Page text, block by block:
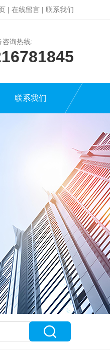
| 在线留言 | 联系我们
咨询热线:
联系我们